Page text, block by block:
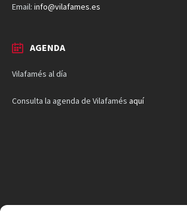
Email: info@vilafames.es
AGENDA
Vilafamés al día
Consulta la agenda de Vilafamés aquí